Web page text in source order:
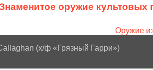
оружие культовых
(х/ф «Грязный Гарри»)